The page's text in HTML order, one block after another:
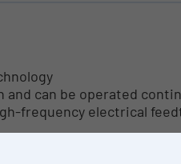
can be operated
frequency electrical